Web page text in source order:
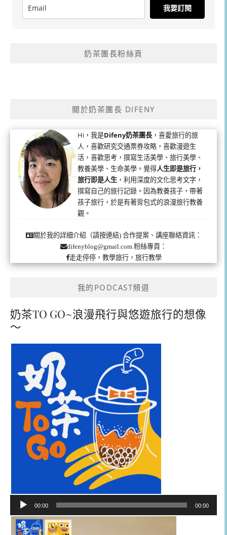
我要訂閱
奶茶團長粉絲頁
關於奶茶團長 DIFENY
Hi，我是Difeny奶茶團長 ，喜愛旅行的旅
人，喜歡研究交通票券攻略，喜歡漫遊生
活，喜歡思考，撰寫生活美學、旅行美學、
教養美學、生命美學。覺得人生即是旅行，
旅行即是人生 ，利用深度的文化思考文字，
撰寫自己的旅行記錄。因為教養孩子，帶著
孩子旅行，於是有著背包式的浪漫旅行教養
觀。
關於我的詳細介紹（請按連結)合作提案、講座聯絡資訊：
difenyblog@gmail.com 粉絲專頁：
走走停停，教學旅行，旅行教學
我的PODCAST頻道
奶茶TO GO~浪漫飛行與悠遊旅行的想像
～
播
00:00 00:00